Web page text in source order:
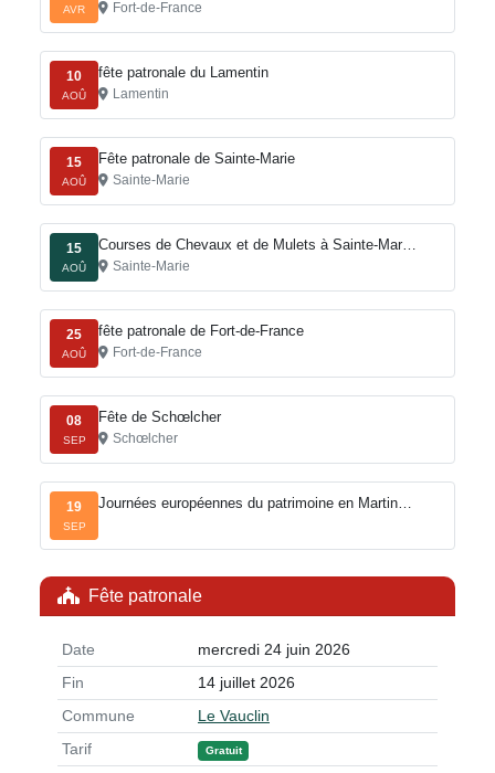
AVR Fort-de-France
10
AOÛ
fête patronale du Lamentin
Lamentin
15
AOÛ
Fête patronale de Sainte-Marie
Sainte-Marie
15
AOÛ
Courses de Chevaux et de Mulets à Sainte-Mar…
Sainte-Marie
25
AOÛ
fête patronale de Fort-de-France
Fort-de-France
08
SEP
Fête de Schœlcher
Schœlcher
19
SEP
Journées européennes du patrimoine en Martin…
Fête patronale
Date
mercredi 24 juin 2026
Fin
14 juillet 2026
Commune
Le Vauclin
Tarif
Gratuit